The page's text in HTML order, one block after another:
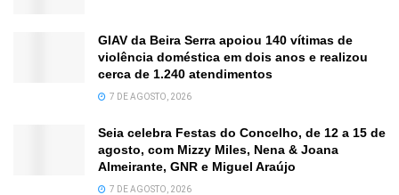
GIAV da Beira Serra apoiou 140 vítimas de
violência doméstica em dois anos e realizou
cerca de 1.240 atendimentos
7 DE AGOSTO, 2026
Seia celebra Festas do Concelho, de 12 a 15 de
agosto, com Mizzy Miles, Nena & Joana
Almeirante, GNR e Miguel Araújo
7 DE AGOSTO, 2026